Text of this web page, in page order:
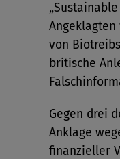
von
britische
Gegen drei
Anklage
finanzieller